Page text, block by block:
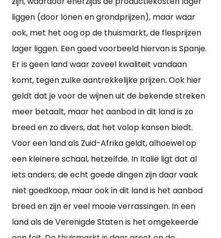
liggen (door lonen en grondprijzen), maar waar
ook, met het oog op de thuismarkt, de flesprijzen
lager liggen. Een goed voorbeeld hiervan is Spanje.
Er is geen land waar zoveel kwaliteit vandaan
komt, tegen zulke aantrekkelijke prijzen. Ook hier
geldt dat je voor de wijnen uit de bekende streken
meer betaalt, maar het aanbod in dit land is zo
breed en zo divers, dat het volop kansen biedt.
Voor een land als Zuid-Afrika geldt, alhoewel op
een kleinere schaal, hetzelfde. In Italië ligt dat al
iets anders; de echt goede dingen zijn daar vaak
niet goedkoop, maar ook in dit land is het aanbod
breed en zijn er veel mooie verrassingen. In een
land als de Verenigde Staten is het omgekeerde